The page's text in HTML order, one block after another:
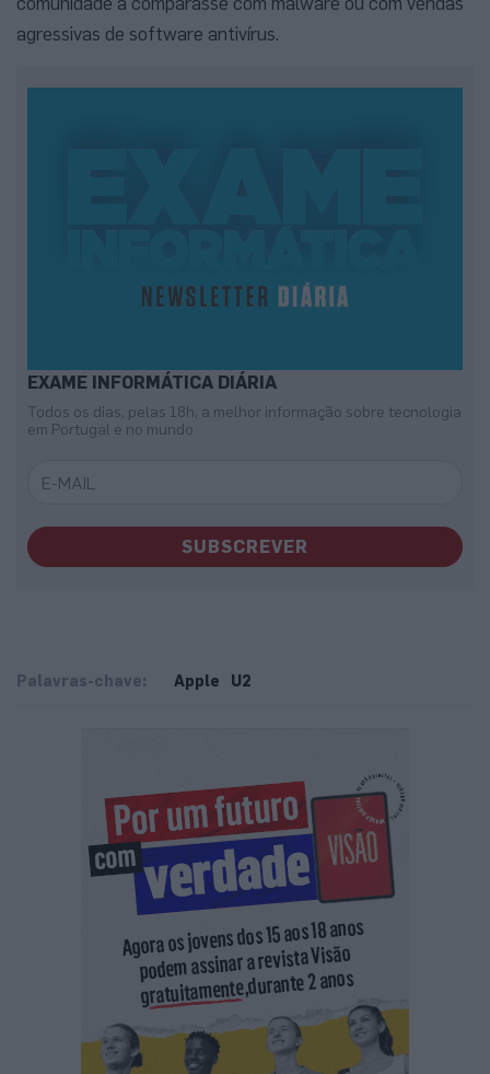
agressivas de software antivírus.
EXAME INFORMÁTICA DIÁRIA
Todos os dias, pelas 18h, a melhor informação sobre tecnologia
em Portugal e no mundo
SUBSCREVER
Palavras-chave: Apple U2